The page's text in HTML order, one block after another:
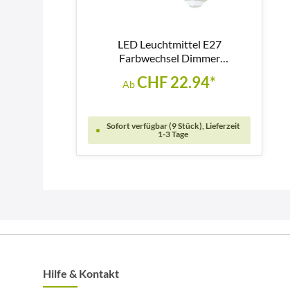
LED Leuchtmittel E27
Farbwechsel Dimmer
AbCHF 22.94*
Sofort verfügbar (9 Stück), Lieferzeit
1-3 Tage
Hilfe & Kontakt